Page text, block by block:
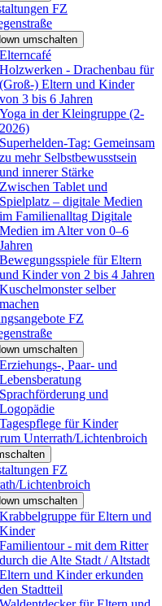
FZ
umschalten
Elterncafé
Holzwerken - Drachenbau für
(Groß-) Eltern und Kinder
von 3 bis 6 Jahren
Yoga in der Kleingruppe (2-
2026)
Superhelden-Tag: Gemeinsam
zu mehr Selbstbewusstsein
und innerer Stärke
Zwischen Tablet und
Spielplatz – digitale Medien
im Familienalltag Digitale
Medien im Alter von 0–6
Jahren
Bewegungsspiele für Eltern
und Kinder von 2 bis 4 Jahren
Kuschelmonster selber
machen
FZ
umschalten
Erziehungs-, Paar- und
Lebensberatung
Sprachförderung und
Logopädie
Tagespflege für Kinder
Unterrath/Lichtenbroich
FZ
Lichtenbroich
umschalten
Krabbelgruppe für Eltern und
Kinder
Familientour - mit dem Ritter
durch die Alte Stadt / Altstadt
Eltern und Kinder erkunden
den Stadtteil